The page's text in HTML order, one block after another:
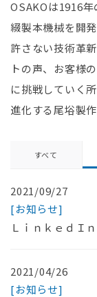
OSAKOは1916
綴製本機械を開
許さない技術⾰
トの声、お客様
に挑戦していく所
進化する尾﨏製
すべて
2021/09/27
[お知らせ]
ＬｉｎｋｅｄＩ
2021/04/26
[お知らせ]